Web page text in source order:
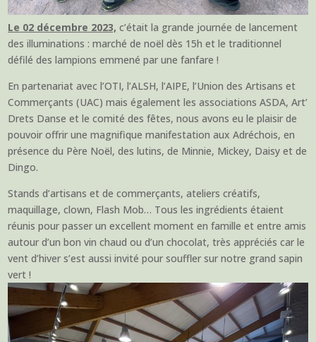
Le 02 décembre 2023, c’était la grande journée de lancement
des illuminations : marché de noël dès 15h et le traditionnel
défilé des lampions emmené par une fanfare !
En partenariat avec l’OTI, l’ALSH, l’AIPE, l’Union des Artisans et
Commerçants (UAC) mais également les associations ASDA, Art’
Drets Danse et le comité des fêtes, nous avons eu le plaisir de
pouvoir offrir une magnifique manifestation aux Adréchois, en
présence du Père Noël, des lutins, de Minnie, Mickey, Daisy et de
Dingo.
Stands d’artisans et de commerçants, ateliers créatifs,
maquillage, clown, Flash Mob… Tous les ingrédients étaient
réunis pour passer un excellent moment en famille et entre amis
autour d’un bon vin chaud ou d’un chocolat, très appréciés car le
vent d’hiver s’est aussi invité pour souffler sur notre grand sapin
vert !